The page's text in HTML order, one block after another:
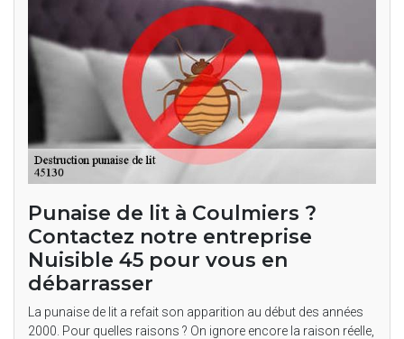
Punaise de lit à Coulmiers ?
Contactez notre entreprise
Nuisible 45 pour vous en
débarrasser
La punaise de lit a refait son apparition au début des années
2000. Pour quelles raisons ? On ignore encore la raison réelle,